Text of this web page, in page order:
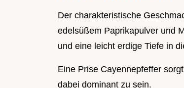
Der charakteristische
edelsüßem Paprikapulver und
und eine leicht erdige Tiefe in
Eine Prise Cayennepfeffer
dabei dominant zu sein.